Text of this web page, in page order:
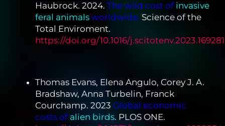
Haubrock. 2024. The wild cost of invasive
feral animals worldwide. Science of the
Total Enviroment.
https://doi.org/10.1016/j.scitotenv.2023.169281
Thomas Evans, Elena Angulo, Corey J. A.
Bradshaw, Anna Turbelin, Franck
Courchamp. 2023 Global economic
costs of alien birds. PLOS ONE.